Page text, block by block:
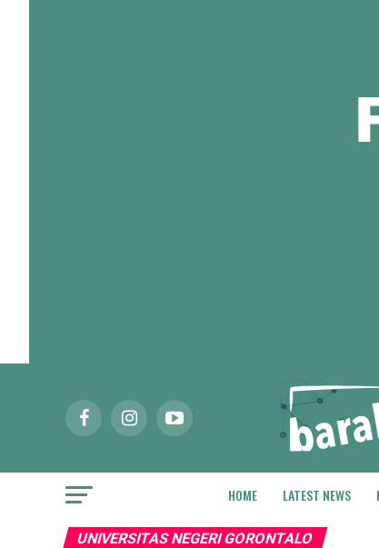
HOME LATEST NEWS
UNIVERSITAS NEGERI GORONTALO